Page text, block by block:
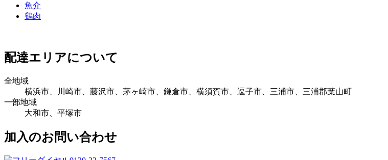
魚介
鶏肉
配達エリアについて
全地域
横浜市、川崎市、藤沢市、茅ヶ崎市、鎌倉市、横須賀市、逗子市、三浦市、三浦郡葉山町
一部地域
大和市、平塚市
加入のお問い合わせ